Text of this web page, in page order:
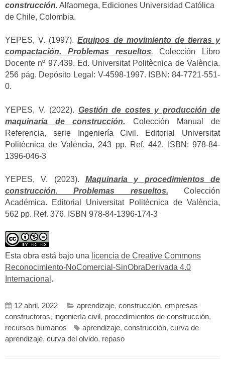
construcción. Alfaomega, Ediciones Universidad Católica
de Chile, Colombia.
YEPES, V. (1997).Equipos de movimiento de tierras y
compactación. Problemas resueltos. Colección Libro
Docente nº 97.439. Ed. Universitat Politècnica de València.
256 pág. Depósito Legal: V-4598-1997. ISBN: 84-7721-551-
0.
YEPES, V. (2022). Gestión de costes y producción de
maquinaria de construcción. Colección Manual de
Referencia, serie Ingeniería Civil. Editorial Universitat
Politècnica de València, 243 pp. Ref. 442. ISBN: 978-84-
1396-046-3
YEPES, V. (2023). Maquinaria y procedimientos de
construcción. Problemas resueltos. Colección
Académica. Editorial Universitat Politècnica de València,
562 pp. Ref. 376. ISBN 978-84-1396-174-3
Esta obra está bajo una licencia de Creative Commons
Reconocimiento-NoComercial-SinObraDerivada 4.0
Internacional .
12 abril, 2022 aprendizaje, construcción, empresas
constructoras, ingeniería civil , procedimientos de construcción,
recursos humanos
aprendizaje, construcción, curva de
aprendizaje, curva del olvido, repaso